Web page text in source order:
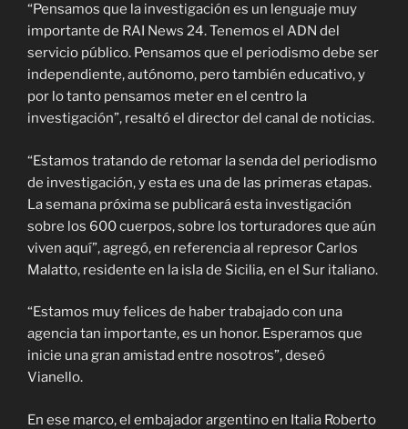
“Pensamos que la investigación es un lenguaje muy
importante de RAI News 24. Tenemos el ADN del
servicio público. Pensamos que el periodismo debe ser
independiente, autónomo, pero también educativo, y
por lo tanto pensamos meter en el centro la
investigación”, resaltó el director del canal de noticias.
“Estamos tratando de retomar la senda del periodismo
de investigación, y esta es una de las primeras etapas.
La semana próxima se publicará esta investigación
sobre los 600 cuerpos, sobre los torturadores que aún
viven aquí”, agregó, en referencia al represor Carlos
Malatto, residente en la isla de Sicilia, en el Sur italiano.
“Estamos muy felices de haber trabajado con una
agencia tan importante, es un honor. Esperamos que
inicie una gran amistad entre nosotros”, deseó
Vianello.
En ese marco, el embajador argentino en Italia Roberto